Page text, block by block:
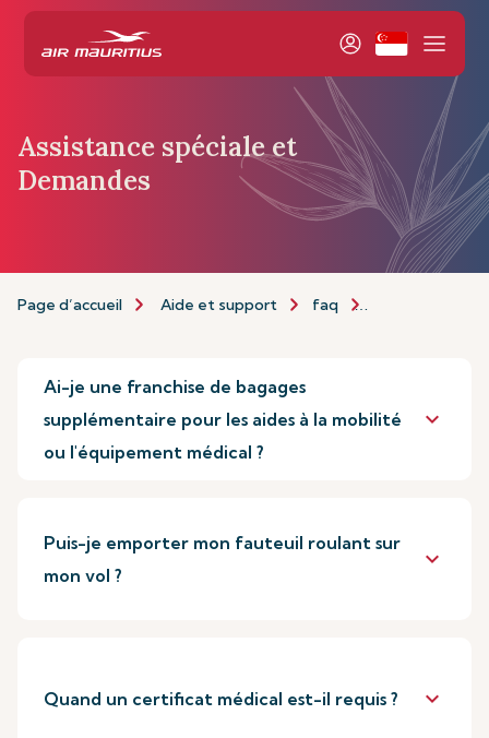
Assistance spéciale et
Demandes
Page d’accueil Aide et support faq
Ai-je une franchise de bagages
supplémentaire pour les aides à la mobilité
ou l'équipement médical ?
keyboard_arrow_down
Puis-je emporter mon fauteuil roulant sur
mon vol ?
keyboard_arrow_down
Quand un certificat médical est-il requis ? keyboard_arrow_down